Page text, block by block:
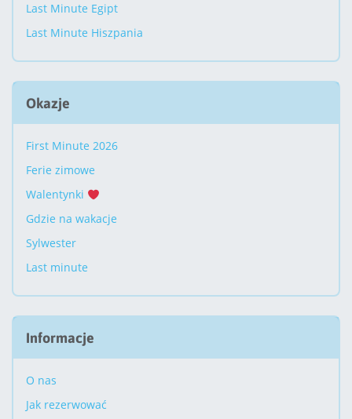
Last Minute Egipt
Last Minute Hiszpania
Okazje
First Minute 2026
Ferie zimowe
Walentynki
Gdzie na wakacje
Sylwester
Last minute
Informacje
O nas
Jak rezerwować